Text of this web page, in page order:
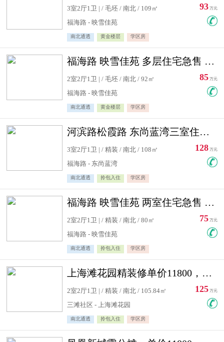
3室2厅1卫 | / 毛坯 / 南北 / 109㎡
福海路 - 映雪佳苑
南北通透 黄金楼层 学区房
93 万元
福海路 映雪佳苑 多层住宅急售 可公积金贷款
2室2厅1卫 | / 毛坯 / 南北 / 92㎡
福海路 - 映雪佳苑
南北通透 黄金楼层 学区房
85 万元
河滨路松霞路 东尚蓝湾三室住宅急售
3室2厅1卫 | / 精装 / 南北 / 108㎡
福海路 - 东尚蓝湾
南北通透 拎包入住 学区房
128 万元
福海路 映雪佳苑 两室住宅急售 可公积金贷款
2室2厅1卫 | / 精装 / 南北 / 80㎡
福海路 - 映雪佳苑
南北通透 拎包入住 学区房
75 万元
上海滩花园精装修单价11800，价格最低的两居室，无敌视野
2室2厅1卫 | / 精装 / 南北 / 105.84㎡
三滩社区 - 上海滩花园
南北通透 拎包入住 学区房
125 万元